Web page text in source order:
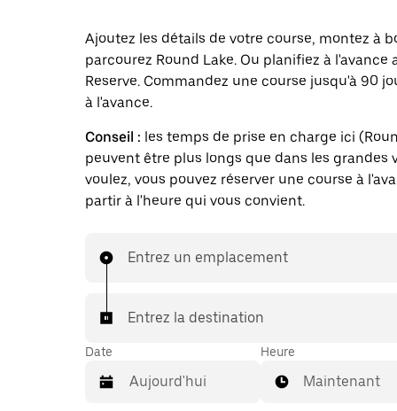
Ajoutez les détails de votre course, montez à
parcourez Round Lake. Ou planifiez à l'avance
Reserve. Commandez une course jusqu'à 90
à l'avance.
Conseil : les temps de prise en charge ici
peuvent être plus longs que dans les grandes
voulez, vous pouvez réserver une course à
partir à l'heure qui vous convient.
Entrez un emplacement
Entrez la destination
Date Heure
Maintenant